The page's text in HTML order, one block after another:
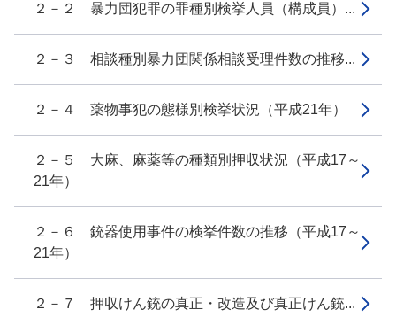
２－２ 暴力団犯罪の罪種別検挙人員（構成員）...
２－３ 相談種別暴力団関係相談受理件数の推移...
２－４ 薬物事犯の態様別検挙状況（平成21年）
２－５ 大麻、麻薬等の種類別押収状況（平成17～
21年）
２－６ 銃器使用事件の検挙件数の推移（平成17～
21年）
２－７ 押収けん銃の真正・改造及び真正けん銃...